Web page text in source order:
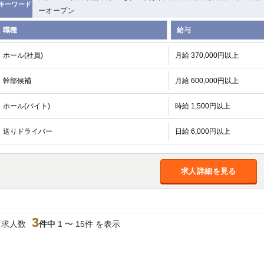
ーワード
ーオープン
職種 給与
ホール(社員) 月給 370,000円以上
幹部候補 月給 600,000円以上
ホール(バイト) 時給 1,500円以上
送りドライバー 日給 6,000円以上
求人詳細を見る
人数 3件中 1 〜 15件 を表示